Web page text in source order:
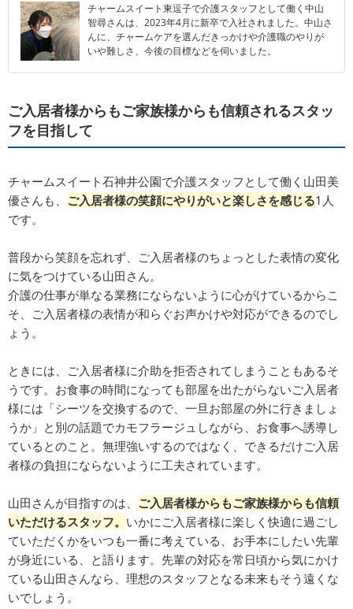
チャームスイート東逗子で介護スタッフとして働く中山
智尋さんは、2023年4月に新卒で入社されました。中山さ
んに、チャームケアを選んだきっかけや介護職のやりが
いや難しさ、今後の目標などを伺いました。
ご入居者様からもご家族様からも信頼されるスタッ
フを目指して
チャームスイート石神井公園で介護スタッフとして働く山田美
優さんも、 ご入居者様の笑顔にやりがいと楽しさを感じる1人
です。
普段から笑顔を忘れず、ご入居者様のちょっとした表情の変化
に気をつけている山田さん。
介護の仕事が単なる業務にならないように心がけているからこ
そ、ご入居者様の表情が和らぐお声かけや対応ができるのでし
ょう。
ときには、ご入居者様に介助を拒否されてしまうこともあるそ
うです。お食事の時間になっても部屋を出たがらないご入居者
様には「シーツを交換するので、一旦お部屋の外に行きましょ
うか」と別の話題でカモフラージュしながら、お食事へ誘導し
ているとのこと。無理強いするのではなく、できるだけご入居
者様の負担にならないように工夫されています。
山田さんが目指すのは、 ご入居者様からもご家族様からも信頼
いただけるスタッフ。 いかにご入居者様に楽しく快適に過ごし
ていただくかをいつも一番に考えている、お手本にしたい先輩
が身近にいる、と語ります。先輩の対応を常日頃から気にかけ
ている山田さんなら、理想のスタッフとなる未来もそう遠くな
いでしょう。